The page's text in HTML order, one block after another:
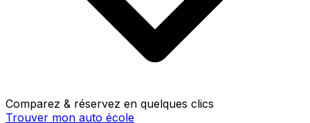
Comparez & réservez en quelques clics
Trouver mon auto école